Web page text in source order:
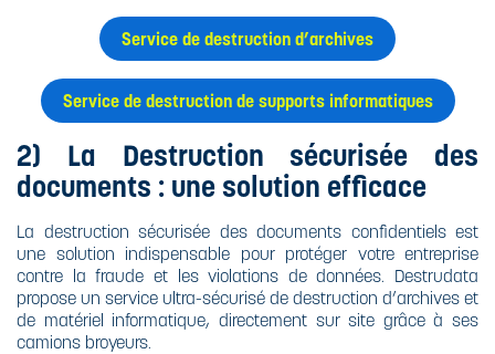
Service de destruction d’archives
Service de destruction de supports informatiques
2) La Destruction sécurisée des
documents : une solution efficace
La destruction sécurisée des documents confidentiels est
une solution indispensable pour protéger votre entreprise
contre la fraude et les violations de données. Destrudata
propose un service ultra-sécurisé de destruction d’archives et
de matériel informatique, directement sur site grâce à ses
camions broyeurs.